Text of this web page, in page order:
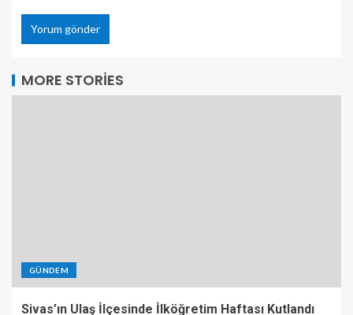
MORE STORIES
GÜNDEM
Sivas’ın Ulaş İlçesinde İlköğretim Haftası Kutlandı